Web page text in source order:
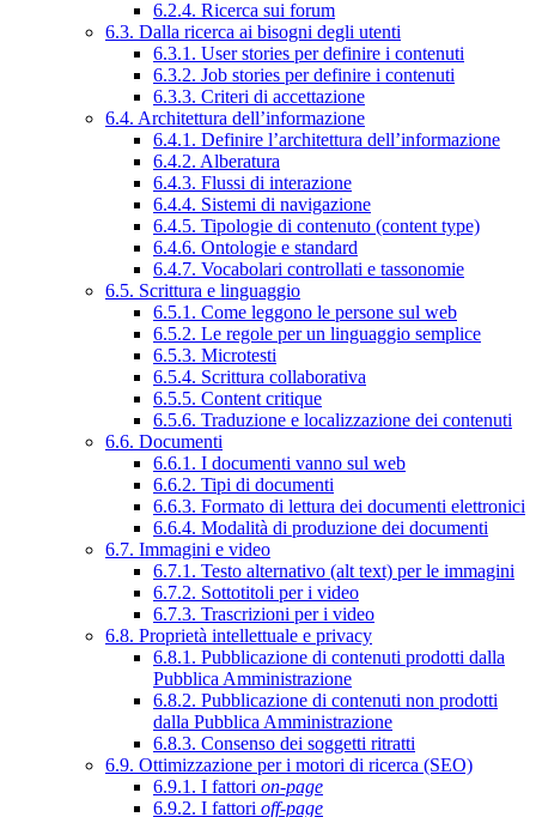
6.2.4. Ricerca sui forum
6.3. Dalla ricerca ai bisogni degli utenti
6.3.1. User stories per definire i contenuti
6.3.2. Job stories per definire i contenuti
6.3.3. Criteri di accettazione
6.4. Architettura dell’informazione
6.4.1. Definire l’architettura dell’informazione
6.4.2. Alberatura
6.4.3. Flussi di interazione
6.4.4. Sistemi di navigazione
6.4.5. Tipologie di contenuto (content type)
6.4.6. Ontologie e standard
6.4.7. Vocabolari controllati e tassonomie
6.5. Scrittura e linguaggio
6.5.1. Come leggono le persone sul web
6.5.2. Le regole per un linguaggio semplice
6.5.3. Microtesti
6.5.4. Scrittura collaborativa
6.5.5. Content critique
6.5.6. Traduzione e localizzazione dei contenuti
6.6. Documenti
6.6.1. I documenti vanno sul web
6.6.2. Tipi di documenti
6.6.3. Formato di lettura dei documenti elettronici
6.6.4. Modalità di produzione dei documenti
6.7. Immagini e video
6.7.1. Testo alternativo (alt text) per le immagini
6.7.2. Sottotitoli per i video
6.7.3. Trascrizioni per i video
6.8. Proprietà intellettuale e privacy
6.8.1. Pubblicazione di contenuti prodotti dalla
Pubblica Amministrazione
6.8.2. Pubblicazione di contenuti non prodotti
dalla Pubblica Amministrazione
6.8.3. Consenso dei soggetti ritratti
6.9. Ottimizzazione per i motori di ricerca (SEO)
6.9.1. I fattori on-page
6.9.2. I fattori off-page